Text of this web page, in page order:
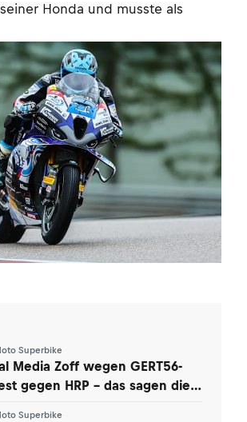
Honda und musste als
Superbike
Media Zoff wegen GERT56-
gegen HRP – das sagen die
Superbike